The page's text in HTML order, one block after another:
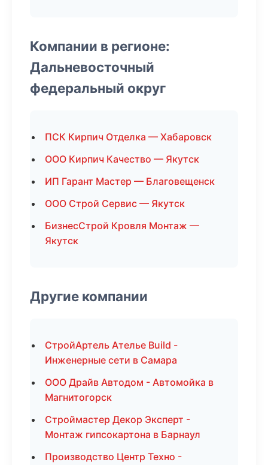
Компании в регионе:
Дальневосточный
федеральный округ
ПСК Кирпич Отделка — Хабаровск
ООО Кирпич Качество — Якутск
ИП Гарант Мастер — Благовещенск
ООО Строй Сервис — Якутск
БизнесСтрой Кровля Монтаж —
Якутск
Другие компании
СтройАртель Ателье Build -
Инженерные сети в Самара
ООО Драйв Автодом - Автомойка в
Магнитогорск
Строймастер Декор Эксперт -
Монтаж гипсокартона в Барнаул
Производство Центр Техно -